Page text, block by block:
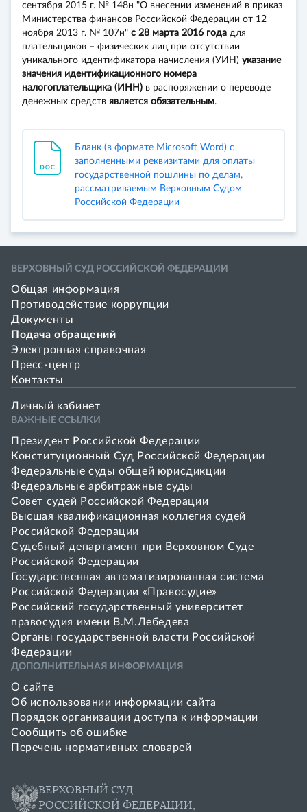
сентября 2015 г. № 148н "О внесении изменений в приказ
Министерства финансов Российской Федерации от 12
ноября 2013 г. № 107н" с 28 марта 2016 года для
плательщиков – физических лиц при отсутствии
уникального идентификатора начисления (УИН) указание
значения идентификационного номера
налогоплательщика (ИНН) в распоряжении о переводе
денежных средств является обязательным.
Бланк (в формате Microsoft Word) с
заполненными реквизитами для оплаты
государственной пошлины по делам,
рассматриваемым Верховным Судом
Российской Федерации
ВЕРХОВНЫЙ СУД РОССИЙСКОЙ ФЕДЕРАЦИИ
Общая информация
Противодействие коррупции
Документы
Подача обращений
Электронная справочная
Пресс-центр
Контакты
Личный кабинет
ВАЖНЫЕ ССЫЛКИ
Президент Российской Федерации
Конституционный Суд Российской Федерации
Федеральные суды общей юрисдикции
Федеральные арбитражные суды
Совет cудей Российской Федерации
Высшая квалификационная коллегия судей
Российской Федерации
Судебный департамент при Верховном Суде
Российской Федерации
Государственная автоматизированная система
Российской Федерации «Правосудие»
Pоссийский государственный университет
правосудия имени В.М.Лебедева
Органы государственной власти Российской
Федерации
ДОПОЛНИТЕЛЬНАЯ ИНФОРМАЦИЯ
О сайте
Об использовании информации сайта
Порядок организации доступа к информации
Сообщить об ошибке
Перечень нормативных словарей
ВЕРХОВНЫЙ СУД
РОССИЙСКОЙ ФЕДЕРАЦИИ,